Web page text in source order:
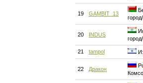
19 GAMBIT_13
20 INDUS
21 tampol
22 Дракон